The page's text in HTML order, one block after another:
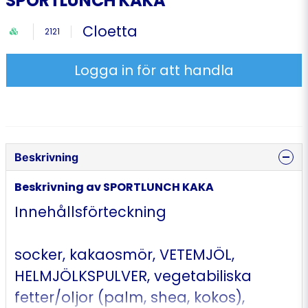
2121 Cloetta
Logga in för att handla
Beskrivning
Beskrivning av SPORTLUNCH KAKA
Innehållsförteckning
socker, kakaosmör, VETEMJÖL,
HELMJÖLKSPULVER, vegetabiliska
fetter/oljor (palm, shea, kokos),